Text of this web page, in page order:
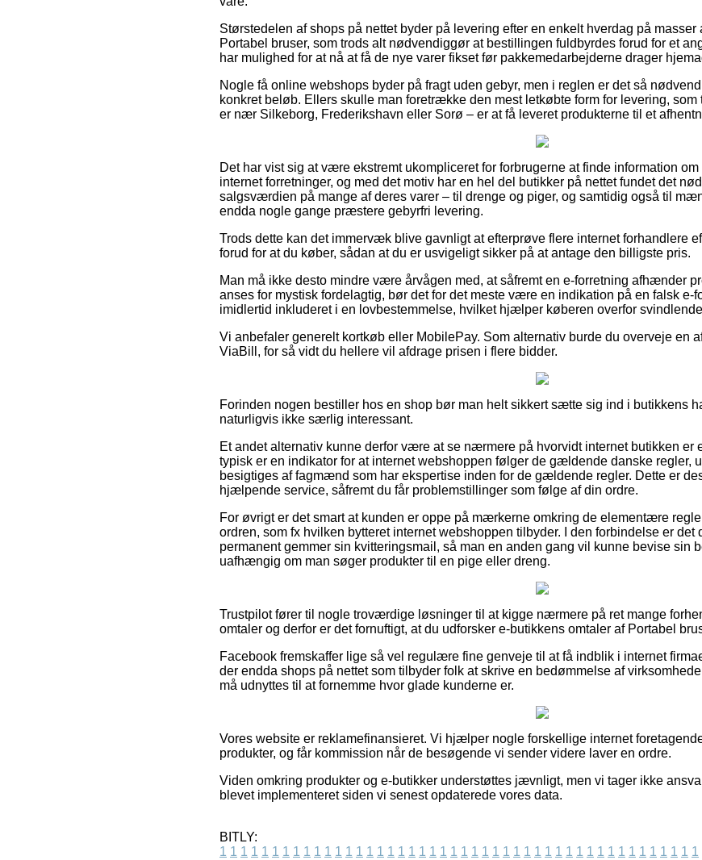
Størstedelen af shops på nettet byder på levering efter en enkelt hverdag på
Portabel bruser, som trods alt nødvendiggør at bestillingen fuldbyrdes forud for et
har mulighed for at nå at få de nye varer fikset før pakkemedarbejderne drager
Nogle få online webshops byder på fragt uden gebyr, men i reglen er det så
konkret beløb. Ellers skulle man foretrække den mest letkøbte form for levering, som
er nær Silkeborg, Frederikshavn eller Sorø – er at få leveret produkterne til et
Det har vist sig at være ekstremt ukompliceret for forbrugerne at finde information
internet forretninger, og med det motiv har en hel del butikker på nettet fundet det
salgsværdien på mange af deres varer – til drenge og piger, og samtidig også til
endda nogle gange præstere gebyrfri levering.
Trods dette kan det immervæk blive gavnligt at efterprøve flere internet forhandlere
forud for at du køber, sådan at du er usvigeligt sikker på at antage den billigste pris.
Man må ikke desto mindre være årvågen med, at såfremt en e-forretning afhænder
anses for mystisk fordelagtig, bør det for det meste være en indikation på en falsk e-
imidlertid inkluderet i en lovbestemmelse, hvilket hjælper køberen overfor
Vi anbefaler generelt kortkøb eller MobilePay. Som alternativ burde du overveje en
ViaBill, for så vidt du hellere vil afdrage prisen i flere bidder.
Forinden nogen bestiller hos en shop bør man helt sikkert sætte sig ind i butikkens
naturligvis ikke særlig interessant.
Et andet alternativ kunne derfor være at se nærmere på hvorvidt internet butikken er
typisk er en indikator for at internet webshoppen følger de gældende danske regler,
besigtiges af fagmænd som har ekspertise inden for de gældende regler. Dette er
hjælpende service, såfremt du får problemstillinger som følge af din ordre.
For øvrigt er det smart at kunden er oppe på mærkerne omkring de elementære
ordren, som fx hvilken bytteret internet webshoppen tilbyder. I den forbindelse er det
permanent gemmer sin kvitteringsmail, så man en anden gang vil kunne bevise sin
uafhængig om man søger produkter til en pige eller dreng.
Trustpilot fører til nogle troværdige løsninger til at kigge nærmere på ret mange
omtaler og derfor er det fornuftigt, at du udforsker e-butikkens omtaler af Portabel
Facebook fremskaffer lige så vel regulære fine genveje til at få indblik i internet
der endda shops på nettet som tilbyder folk at skrive en bedømmelse af
må udnyttes til at fornemme hvor glade kunderne er.
Vores website er reklamefinansieret. Vi hjælper nogle forskellige internet
produkter, og får kommission når de besøgende vi sender videre laver en ordre.
Viden omkring produkter og e-butikker understøttes jævnligt, men vi tager ikke
blevet implementeret siden vi senest opdaterede vores data.
BITLY:
1 1 1 1 1 1 1 1 1 1 1 1 1 1 1 1 1 1 1 1 1 1 1 1 1 1 1 1 1 1 1 1 1 1 1 1 1 1 1 1 1 1 1 1 1 1